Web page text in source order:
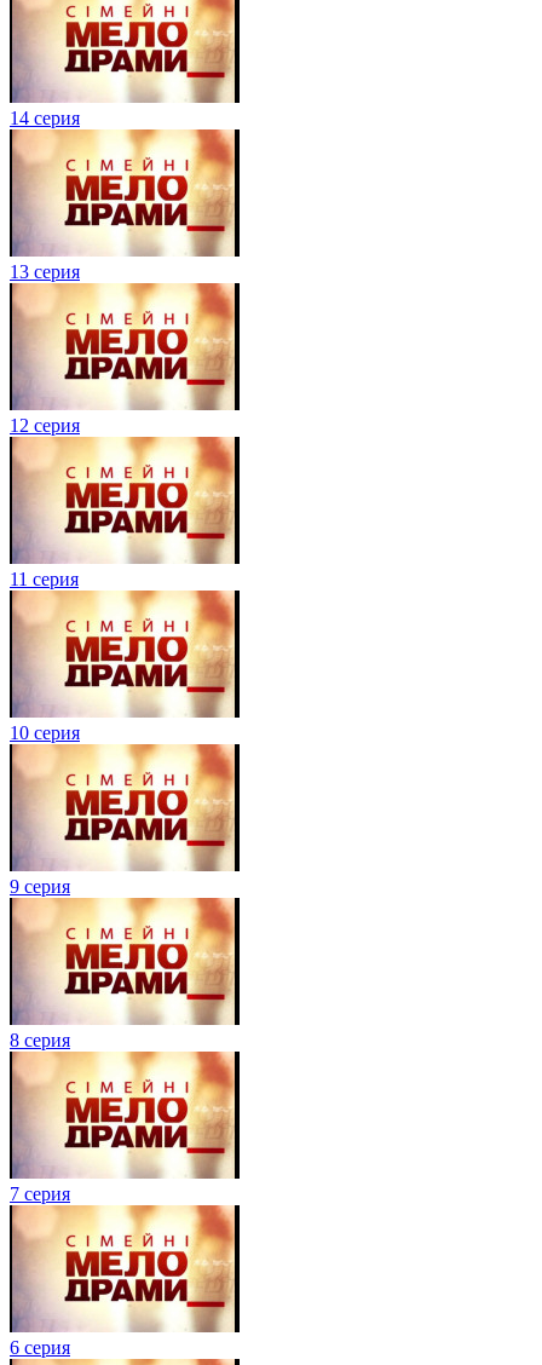
14 серия
13 серия
12 серия
11 серия
10 серия
9 серия
8 серия
7 серия
6 серия